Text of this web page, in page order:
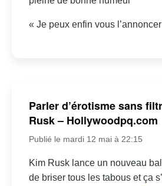
« Je peux enfin vous
Parler d’érotisme sans
Rusk – Hollywoodpq.com
Publié le mardi 12 mai à 22:15
Kim Rusk lance un nouveau
de briser tous les tabous et ça